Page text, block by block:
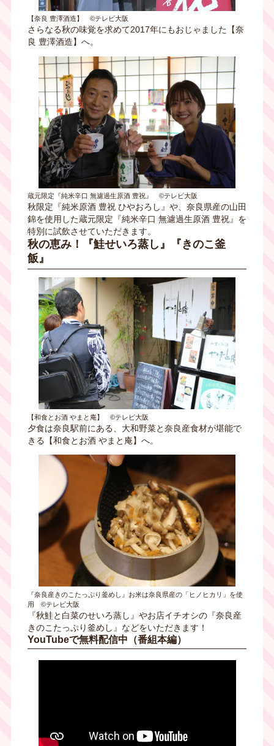
【奈良 豊澤酒造】 ©テレビ大阪
さらなる秋の味覚を求めて2017年にもおじゃました【奈
良 豊澤酒造】へ。
蔵元限定『純米辛口 無濾過生原酒 豊祝』 ©テレビ大阪
秋限定『純米原酒 豊祝 ひやおろし』や、奈良県産の山田
錦を使用した蔵元限定『純米辛口 無濾過生原酒 豊祝』を
特別に試飲させていただきます。
秋の恵み！『鮭せいろ蒸し』『きのこ釜
飯』
【和食とお酒 やまと庵】 ©テレビ大阪
夕食は奈良駅前にある、大和野菜と奈良産食材が堪能で
きる【和食とお酒 やまと庵】へ。
『奈良産きのこたっぷり釜めし』お米は奈良県産の「ヒノヒカリ」を使
用 ©テレビ大阪
『秋鮭と白菜のせいろ蒸し』やお店イチオシの『奈良産
きのこたっぷり釜めし』などをいただきます！
YouTubeで無料配信中（番組本編）